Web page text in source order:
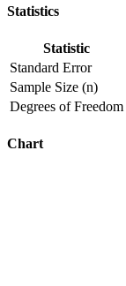
Statistics
Statistic
Standard Error
Sample Size (n)
Degrees of Freedom
Chart